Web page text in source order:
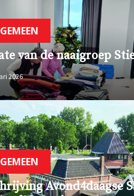
van de naaigroep
2026
Avond4daagse